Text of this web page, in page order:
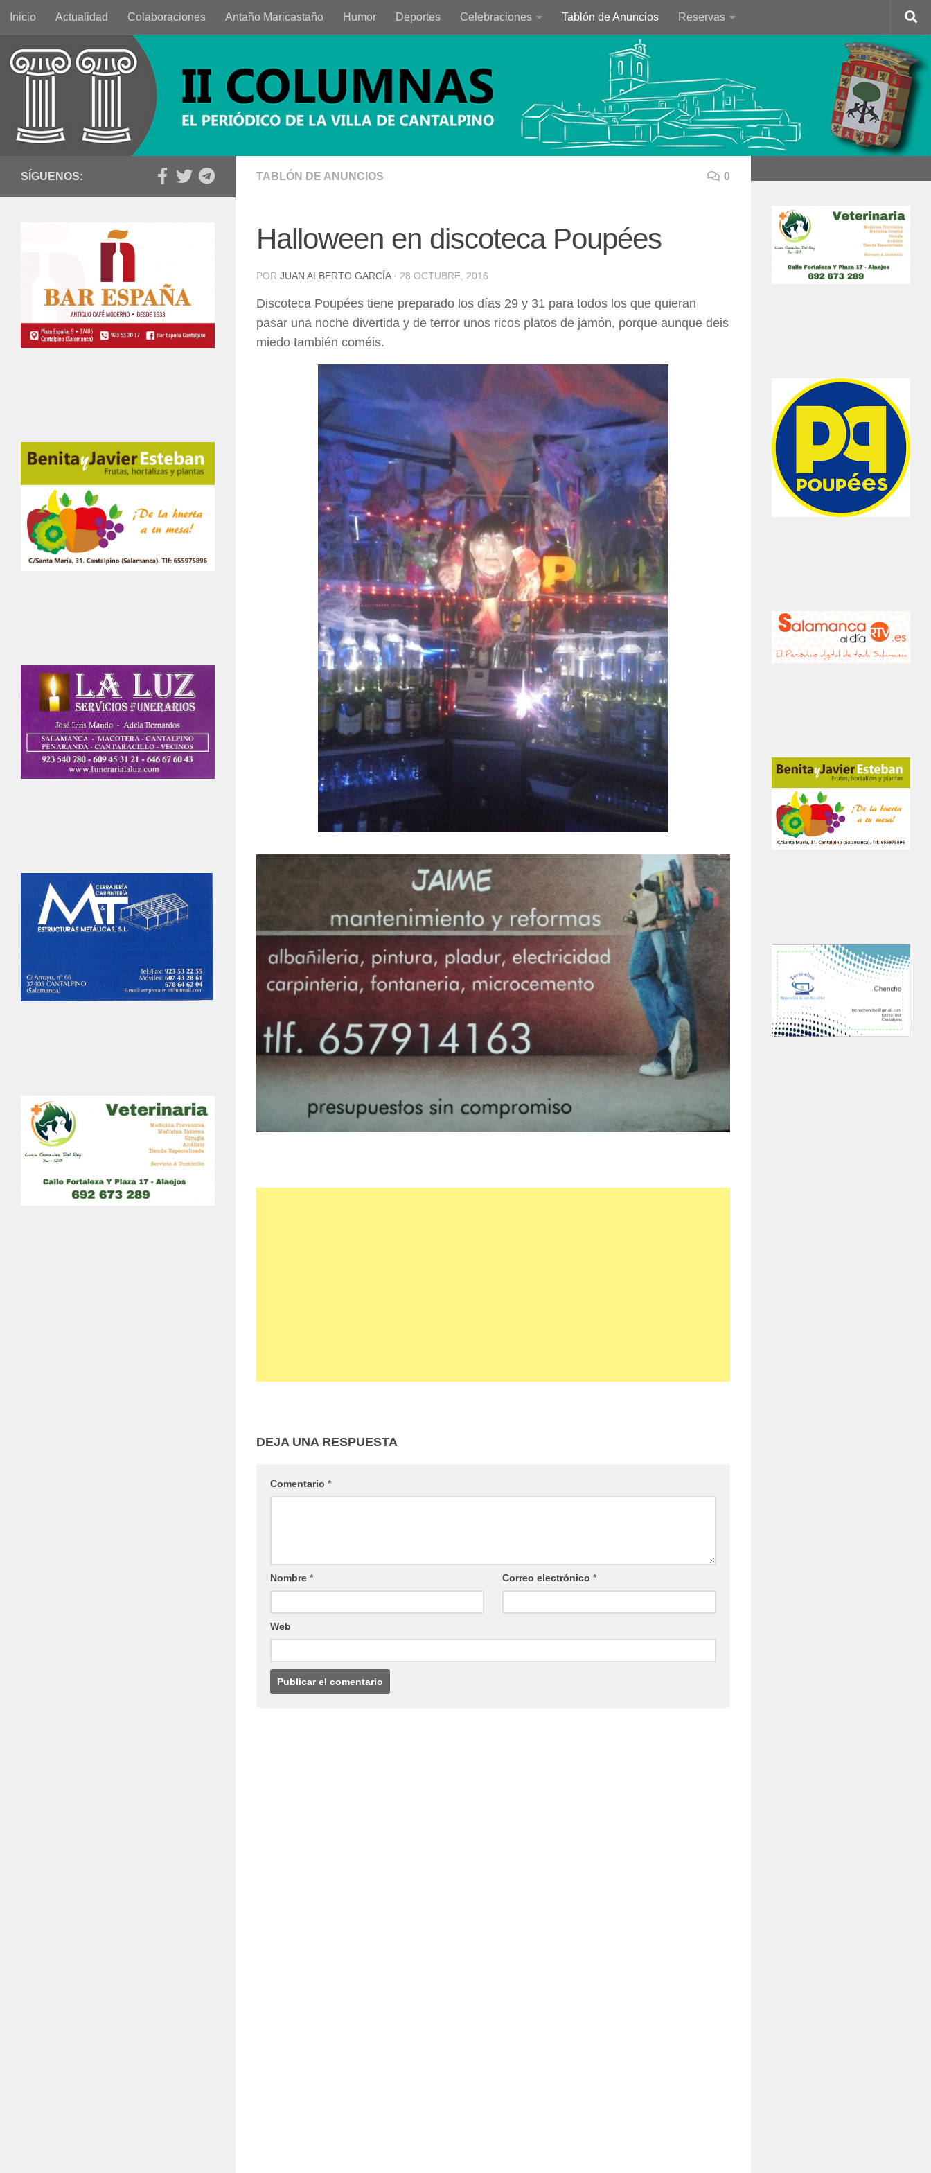
Saltar al contenido
Inicio Actualidad Colaboraciones Antaño Maricastaño Humor Deportes Celebraciones Tablón de Anuncios Reservas
TABLÓN DE ANUNCIOS 0
Halloween en discoteca Poupées
POR JUAN ALBERTO GARCÍA · 28 OCTUBRE, 2016
Discoteca Poupées tiene preparado los días 29 y 31 para todos los que quieran
pasar una noche divertida y de terror unos ricos platos de jamón, porque aunque deis
miedo también coméis.
DEJA UNA RESPUESTA
Comentario *
Nombre * Correo electrónico *
Web
SÍGUENOS: